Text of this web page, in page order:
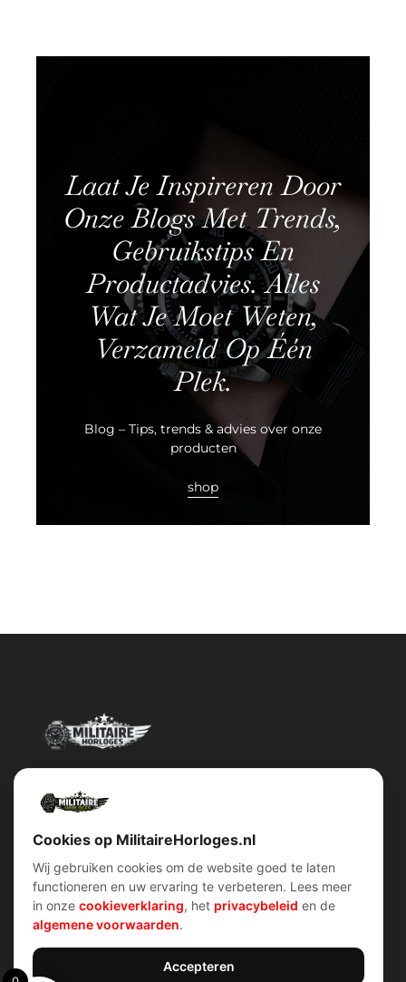
Laat Je Inspireren Door
Onze Blogs Met Trends,
Gebruikstips En
Productadvies. Alles
Wat Je Moet Weten,
Verzameld Op Één
Plek.
Blog – Tips, trends & advies over onze
producten
shop
Militairehorloges.nl is de exclusieve importeur en distributeur van
Snel menu
Home
Over ons
Account
klantenservice
Privacybeleid
Cookiebeleid
Cookies op MilitaireHorloges.nl
Wij gebruiken cookies om de website goed te laten
functioneren en uw ervaring te verbeteren. Lees meer
in onze cookieverklaring, het privacybeleid en de
algemene voorwaarden.
Accepteren